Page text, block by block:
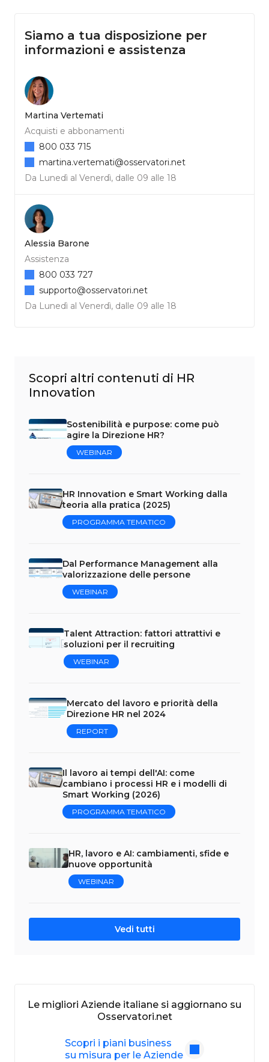
Siamo a tua disposizione per
informazioni e assistenza
Martina Vertemati
Acquisti e abbonamenti
Da Lunedì al Venerdì, dalle 09 alle 18
800 033 715
martina.vertemati@osservatori.net
Alessia Barone
Assistenza
Da Lunedì al Venerdì, dalle 09 alle 18
800 033 727
supporto@osservatori.net
Scopri altri contenuti di HR
Innovation
Sostenibilità e purpose: come può
agire la Direzione HR?
WEBINAR
HR Innovation e Smart Working dalla
teoria alla pratica (2025)
PROGRAMMA TEMATICO
Dal Performance Management alla
valorizzazione delle persone
WEBINAR
Talent Attraction: fattori attrattivi e
soluzioni per il recruiting
WEBINAR
Mercato del lavoro e priorità della
Direzione HR nel 2024
REPORT
Il lavoro ai tempi dell'AI: come
cambiano i processi HR e i modelli di
Smart Working (2026)
PROGRAMMA TEMATICO
HR, lavoro e AI: cambiamenti, sfide e
nuove opportunità
WEBINAR
Vedi tutti
Le migliori Aziende italiane si aggiornano su
Osservatori.net
Scopri i piani business
su misura per le Aziende